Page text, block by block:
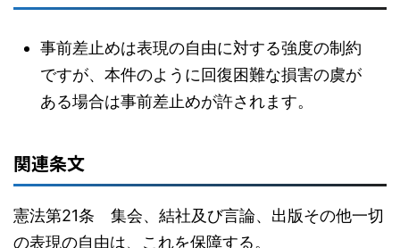
事前差止めは表現の自由に対する強度の制約
ですが、本件のように回復困難な損害の虞が
ある場合は事前差止めが許されます。
関連条文
憲法第21条 集会、結社及び言論、出版その他一切
の表現の自由は、これを保障する。